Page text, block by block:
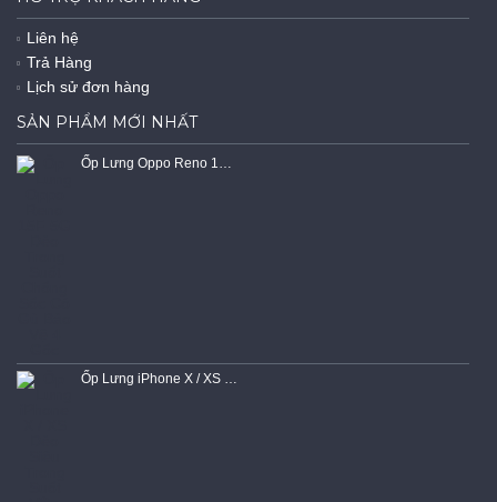
Liên hệ
Trả Hàng
Lịch sử đơn hàng
SẢN PHẨM MỚI NHẤT